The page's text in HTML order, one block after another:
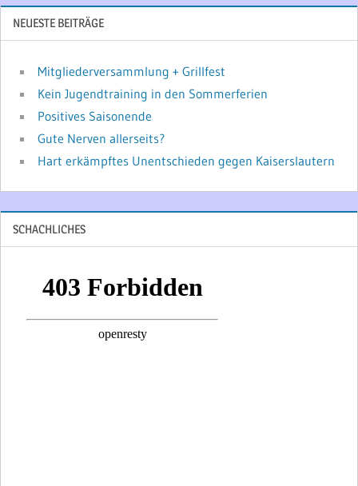
NEUESTE BEITRÄGE
Mitgliederversammlung + Grillfest
Kein Jugendtraining in den Sommerferien
Positives Saisonende
Gute Nerven allerseits?
Hart erkämpftes Unentschieden gegen Kaiserslautern
SCHACHLICHES